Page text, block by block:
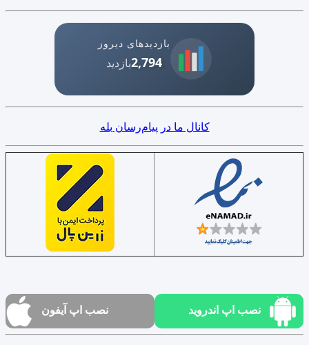
بازدیدهای دیروز
2,794بازدید
کانال ما در پیام‌رسان بله
نصب اپ اندروید نصب اپ آیفون